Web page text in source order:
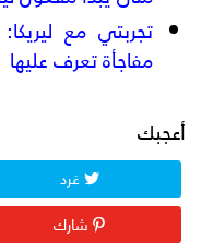
تجربتي مع
مفاجأة تعرف عليها
أعجبك
غرد
شارك